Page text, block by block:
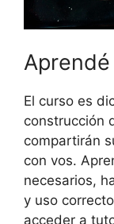
El curso es
construcción
compartirán
con vos.
necesarios,
y uso
acceder a